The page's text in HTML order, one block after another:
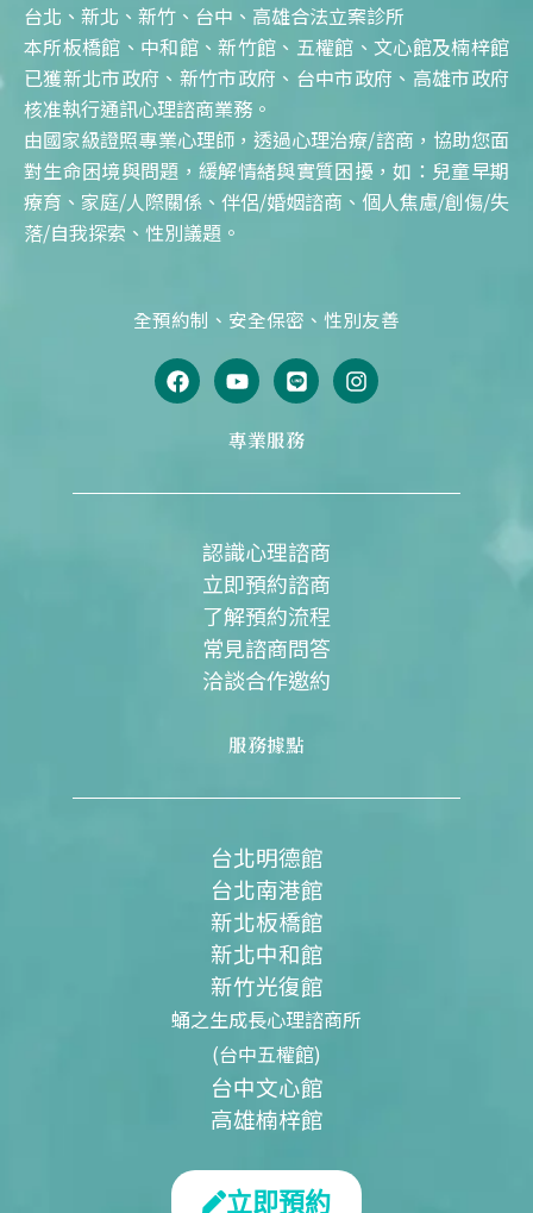
台北、新北、新竹、台中、高雄合法立案診所
本所板橋館、中和館、新竹館、五權館、文心館及楠梓館
已獲新北市政府、新竹市政府、台中市政府、高雄市政府
核准執行通訊心理諮商業務。
由國家級證照專業心理師，透過心理治療/諮商，協助您面
對生命困境與問題，緩解情緒與實質困擾，如：兒童早期
療育、家庭/人際關係、伴侶/婚姻諮商、個人焦慮/創傷/失
落/自我探索、性別議題。
全預約制、安全保密、性別友善
F
a
c
o
Y
o
u
t
u
e
L
i
n
e
I
n
s
r
專業服務
認識心理諮商
立即預約諮商
了解預約流程
常見諮商問答
洽談合作邀約
服務據點
台北明德館
台北南港館
新北板橋館
新北中和館
新竹光復館
蛹之生成長心理諮商所
(台中五權館)
台中文心館
高雄楠梓館
立即預約